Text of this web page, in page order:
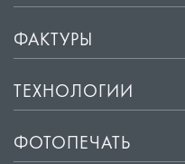
ФАКТУРЫ
ТЕХНОЛОГИИ
ФОТОПЕЧАТЬ